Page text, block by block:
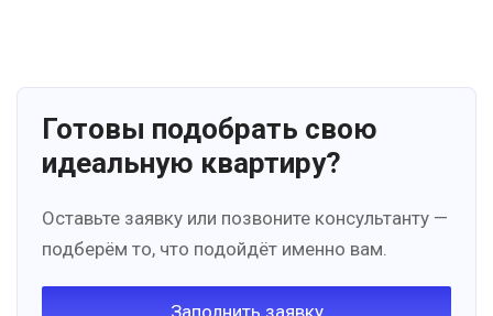
Готовы подобрать свою
идеальную квартиру?
Оставьте заявку или позвоните консультанту —
подберём то, что подойдёт именно вам.